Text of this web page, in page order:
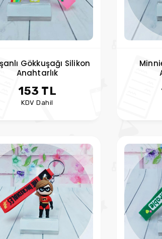
Gökkuşağı Silikon
Anahtarlık
153 TL
KDV Dahil